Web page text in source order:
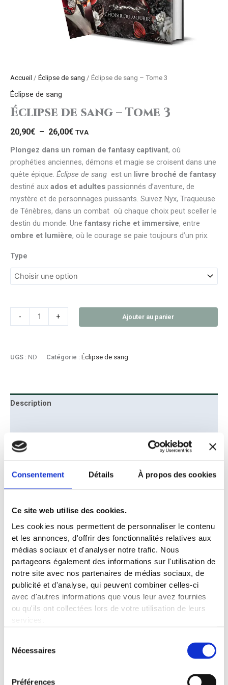
Consentement Détails À propos des cookies
Ce site web utilise des cookies.
Les cookies nous permettent de personnaliser le contenu
et les annonces, d'offrir des fonctionnalités relatives aux
médias sociaux et d'analyser notre trafic. Nous
partageons également des informations sur l'utilisation de
notre site avec nos partenaires de médias sociaux, de
publicité et d'analyse, qui peuvent combiner celles-ci
avec d'autres informations que vous leur avez fournies
ou qu'ils ont collectées lors de votre utilisation de leurs
Nécessaires
Préférences
Accueil / Éclipse de sang / Éclipse de sang – Tome 3
Éclipse de sang
Éclipse de sang – Tome 3
20,90€ – 26,00€ TVA
Plongez dans un roman de fantasy captivant, où
prophéties anciennes, démons et magie se croisent dans une
quête épique. Éclipse de sang est un livre broché de fantasy
destiné aux ados et adultes passionnés d’aventure, de
mystère et de personnages puissants. Suivez Nyx, Traqueuse
de Ténèbres, dans un combat où chaque choix peut sceller le
destin du monde. Une fantasy riche et immersive, entre
ombre et lumière, où le courage se paie toujours d’un prix.
Type
- + Ajouter au panier
UGS : ND Catégorie : Éclipse de sang
Description
Seules les âmes peuvent franchir les Arches.
Darius est prêt à tout pour ramener Nyx et Thalia des
les tourments rôdent. Survivront-elles aux Ténèbres ?
Entre espoir et damnation, certains devrontchoisir, d’autres
devrontse sacrifier.